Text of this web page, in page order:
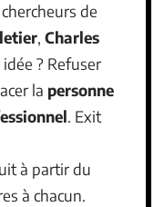
de
, Charles
idée ? Refuser
la personne
. Exit
à partir du
à chacun.